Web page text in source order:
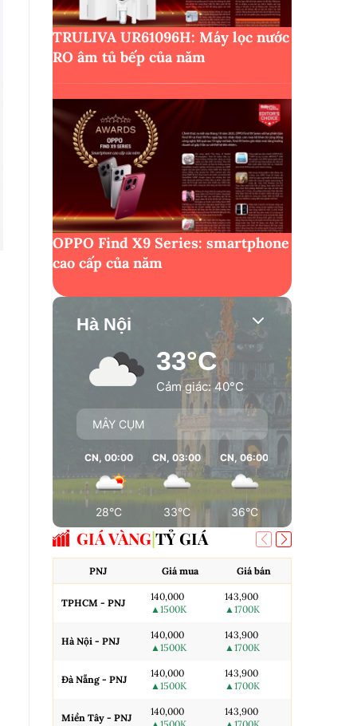
TRULIVA UR61096H: Máy lọc nước
RO âm tủ bếp của năm
OPPO Find X9 Series: smartphone
cao cấp của năm
Hà Nội
33°C
Cảm giác: 40°C
MÂY CỤM
CN, 00:00
28°C
CN, 03:00
33°C
CN, 06:00
36°C
GIÁ VÀNG TỶ GIÁ
PNJ Giá mua Giá bán
TPHCM - PNJ
140,000
▲1500K
143,900
▲1700K
Hà Nội - PNJ
140,000
▲1500K
143,900
▲1700K
Đà Nẵng - PNJ
140,000
▲1500K
143,900
▲1700K
Miền Tây - PNJ
140,000
143,900